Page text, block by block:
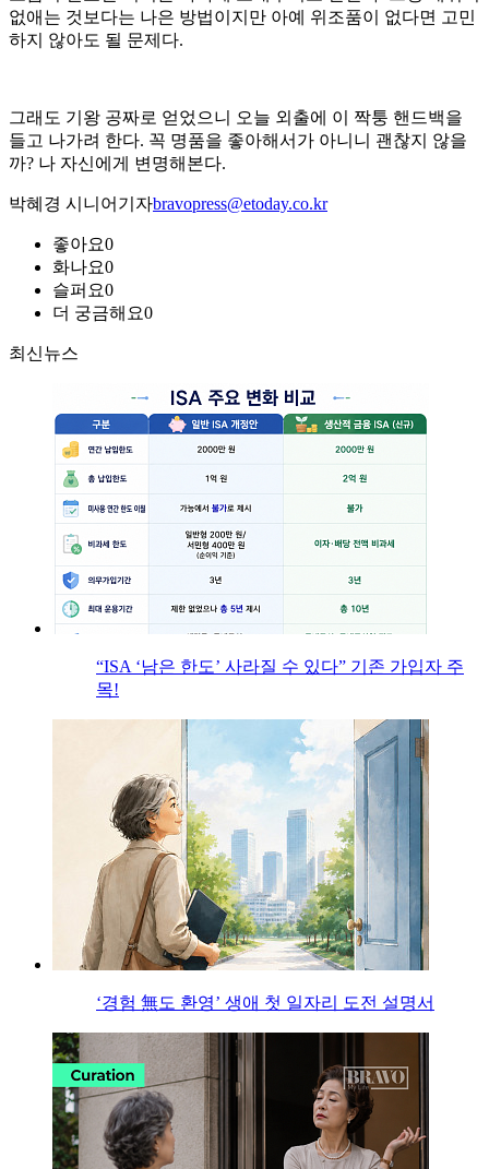
없애는 것보다는 나은 방법이지만 아예 위조품이 없다면 고민
하지 않아도 될 문제다.
그래도 기왕 공짜로 얻었으니 오늘 외출에 이 짝퉁 핸드백을
들고 나가려 한다. 꼭 명품을 좋아해서가 아니니 괜찮지 않을
까? 나 자신에게 변명해본다.
박혜경 시니어기자bravopress@etoday.co.kr
좋아요0
화나요0
슬퍼요0
더 궁금해요0
최신뉴스
“ISA ‘남은 한도’ 사라질 수 있다” 기존 가입자 주
목!
‘경험 無도 환영’ 생애 첫 일자리 도전 설명서